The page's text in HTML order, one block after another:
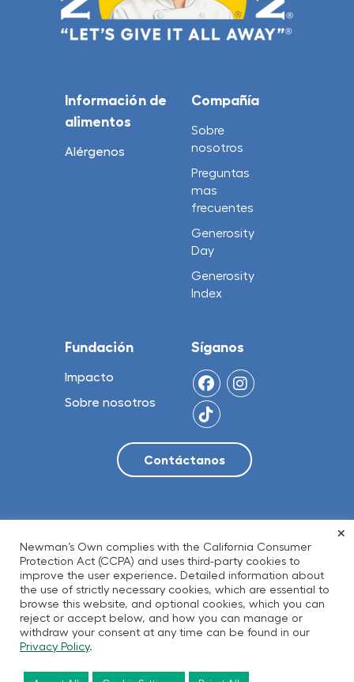
Información de
alimentos
Alérgenos
Compañía
Sobre
nosotros
Preguntas
mas
frecuentes
Generosity
Day
Generosity
Index
Fundación
Impacto
Sobre nosotros
Síganos
Política de privacidad
Términos de Uso
Accesibilidad
Transparencia
Residentes de California
Newman’s Own complies with the California Consumer
Protection Act (CCPA) and uses third-party cookies to
improve the user experience. Detailed information about
the use of strictly necessary cookies, which are essential to
browse this website, and optional cookies, which you can
reject or accept below, and how you can manage or
withdraw your consent at any time can be found in our
Privacy Policy.
×